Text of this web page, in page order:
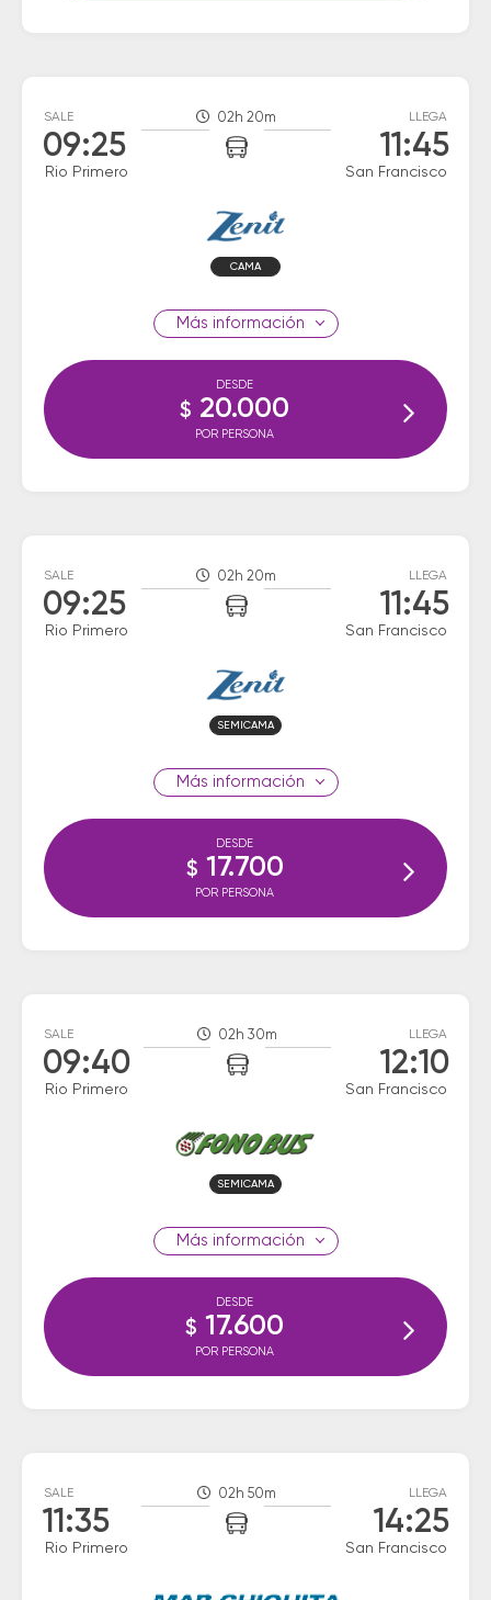
SALE
09:25
Rio Primero
02h 20m LLEGA
11:45
San Francisco
CAMA
información
DESDE
$ 20.000
POR PERSONA
SALE
09:25
Rio Primero
02h 20m LLEGA
11:45
San Francisco
SEMICAMA
información
DESDE
$ 17.700
POR PERSONA
SALE
09:40
Rio Primero
02h 30m LLEGA
12:10
San Francisco
SEMICAMA
información
DESDE
$ 17.600
POR PERSONA
SALE
11:35
Rio Primero
02h 50m LLEGA
14:25
San Francisco